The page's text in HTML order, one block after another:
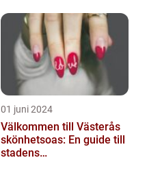
01 juni 2024
Välkommen till Västerås
skönhetsoas: En guide till
stadens